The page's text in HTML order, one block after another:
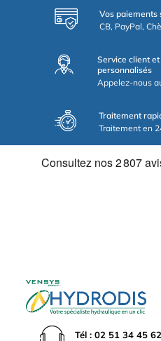
Vos paiements
CB, PayPal,
Service client
personnalisés
Appelez-nous
Traitement
Traitement en
Tél : 02 51 34 45 62